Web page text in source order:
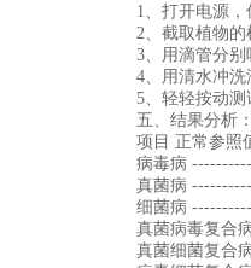
1、打开电源，
2、截取植物的根
3、用滴管分别吸
4、用清水冲洗滴
5、轻轻按动测试
五、结果分析
项目 正常参照
病毒病
真菌病
细菌病
真菌病毒复合病
真菌细菌复合病